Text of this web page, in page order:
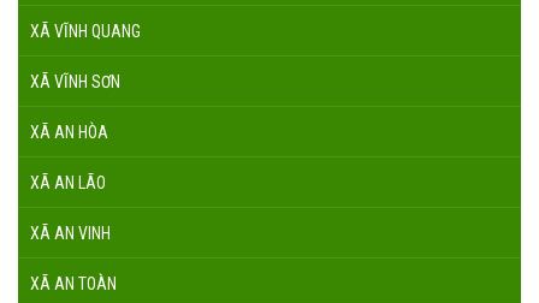
XÃ VĨNH QUANG
XÃ VĨNH SƠN
XÃ AN HÒA
XÃ AN LÃO
XÃ AN VINH
XÃ AN TOÀN